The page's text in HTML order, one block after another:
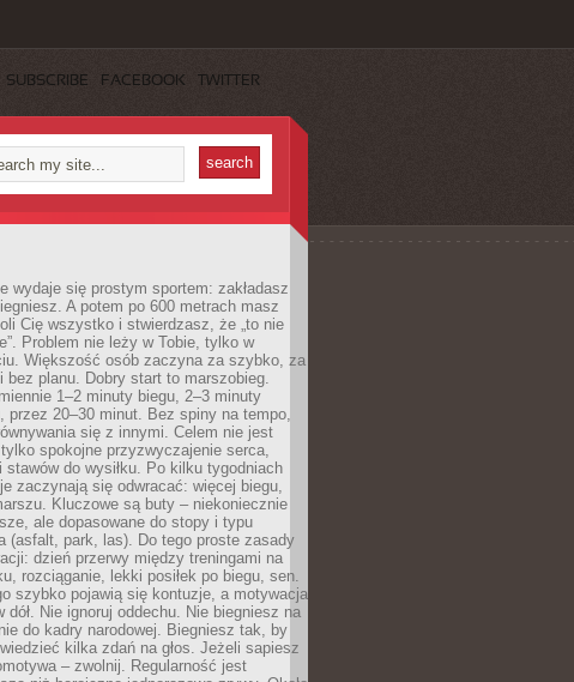
SUBSCRIBE FACEBOOK TWITTER
wydaje się prostym sportem: zakładasz
A potem po 600 metrach masz
Cię wszystko i stwierdzasz, że „to nie
Problem nie leży w Tobie, tylko w
Większość osób zaczyna za szybko, za
bez planu. Dobry start to marszobieg.
1–2 minuty biegu, 2–3 minuty
przez 20–30 minut. Bez spiny na tempo,
się z innymi. Celem nie jest
spokojne przyzwyczajenie serca,
stawów do wysiłku. Po kilku tygodniach
zaczynają się odwracać: więcej biegu,
Kluczowe są buty – niekoniecznie
ale dopasowane do stopy i typu
(asfalt, park, las). Do tego proste zasady
dzień przerwy między treningami na
rozciąganie, lekki posiłek po biegu, sen.
szybko pojawią się kontuzje, a motywacja
dół. Nie ignoruj oddechu. Nie biegniesz na
do kadry narodowej. Biegniesz tak, by
kilka zdań na głos. Jeżeli sapiesz
– zwolnij. Regularność jest